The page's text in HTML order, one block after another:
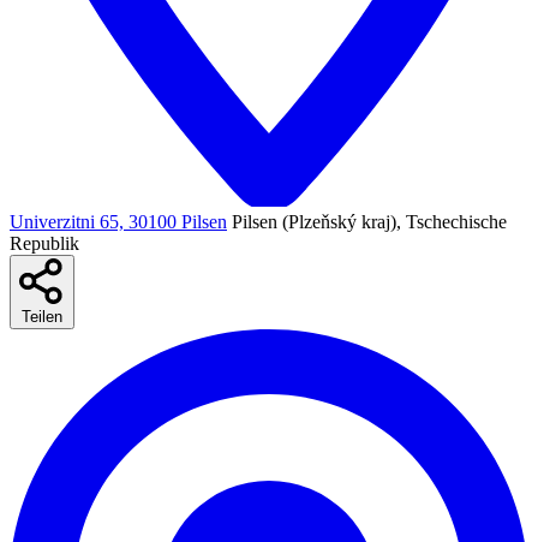
Univerzitni 65, 30100 Pilsen Pilsen (Plzeňský kraj), Tschechische
Republik
Teilen